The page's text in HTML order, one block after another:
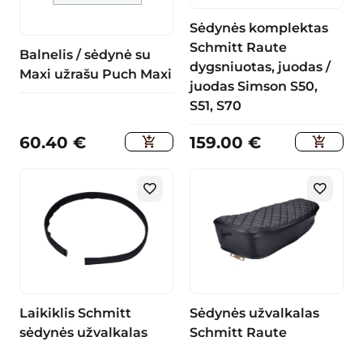
Balnelis / sėdynė su
Maxi užrašu Puch Maxi
60.40 €
Sėdynės komplektas
Schmitt Raute
dygsniuotas, juodas /
juodas Simson S50,
S51, S70
159.00 €
Laikiklis Schmitt
sėdynės užvalkalas
Sėdynės užvalkalas
Schmitt Raute